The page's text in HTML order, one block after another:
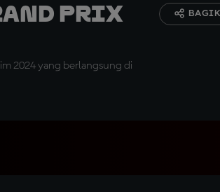
Prix
2024 yang berlangsung di